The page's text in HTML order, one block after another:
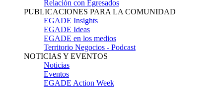
Relación con Egresados
PUBLICACIONES PARA LA COMUNIDAD
EGADE Insights
EGADE Ideas
EGADE en los medios
Territorio Negocios - Podcast
NOTICIAS Y EVENTOS
Noticias
Eventos
EGADE Action Week